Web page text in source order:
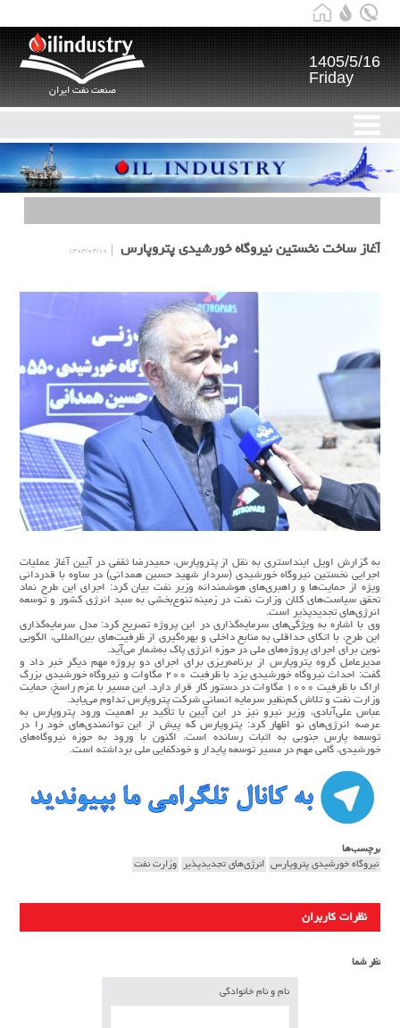
صنعت نفت ایران
1405/5/16
Friday
آغاز ساخت نخستین نیروگاه خورشیدی پتروپارس ۱۴۰۴/۰۴/۱۰
به گزارش اویل اینداستری به نقل از پتروپارس، حمیدرضا ثقفی در آیین آغاز عملیات
اجرایی نخستین نیروگاه خورشیدی (سردار شهید حسین همدانی) در ساوه با قدردانی
ویژه از حمایت‌ها و راهبری‌های هوشمندانه وزیر نفت بیان کرد: اجرای این طرح نماد
تحقق سیاست‌های کلان وزارت نفت در زمینه تنوع‌بخشی به سبد انرژی کشور و توسعه
انرژی‌های تجدیدپذیر است.
وی با اشاره به ویژگی‌های سرمایه‌گذاری در این پروژه تصریح کرد: مدل سرمایه‌گذاری
این طرح، با اتکای حداقلی به منابع داخلی و بهره‌گیری از ظرفیت‌های بین‌المللی، الگویی
نوین برای اجرای پروژه‌های ملی در حوزه انرژی پاک به‌شمار می‌آید.
مدیرعامل گروه پتروپارس از برنامه‌ریزی برای اجرای دو پروژه مهم دیگر خبر داد و
گفت: احداث نیروگاه خورشیدی یزد با ظرفیت ۲۰۰ مگاوات و نیروگاه خورشیدی بزرگ
اراک با ظرفیت ۱۰۰۰ مگاوات در دستور کار قرار دارد. این مسیر با عزم راسخ، حمایت
وزارت نفت و تلاش کم‌نظیر سرمایه انسانی شرکت پتروپارس تداوم می‌یابد.
عباس علی‌آبادی، وزیر نیرو نیز در این آیین با تأکید بر اهمیت ورود پتروپارس به
عرصه انرژی‌های نو اظهار کرد: پتروپارس که پیش از این توانمندی‌های خود را در
توسعه پارس جنوبی به اثبات رسانده است، اکنون با ورود به حوزه نیروگاه‌های
خورشیدی، گامی مهم در مسیر توسعه پایدار و خودکفایی ملی برداشته است.
برچسب‌ها
نیروگاه خورشیدی پتروپارس انرژی‌های تجدیدپذیر وزارت نفت
نظرات کاربران
نظر شما
نام و نام خانوادگی